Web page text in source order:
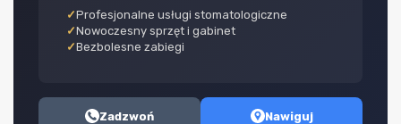
Profesjonalne usługi stomatologiczne
Nowoczesny sprzęt i gabinet
Bezbolesne zabiegi
Zadzwoń Nawiguj